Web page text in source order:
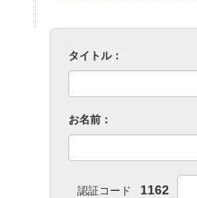
タイトル：
お名前：
認証コード 1162